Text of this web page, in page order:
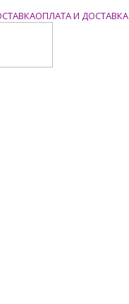
ОПЛАТА И ДОСТАВКА